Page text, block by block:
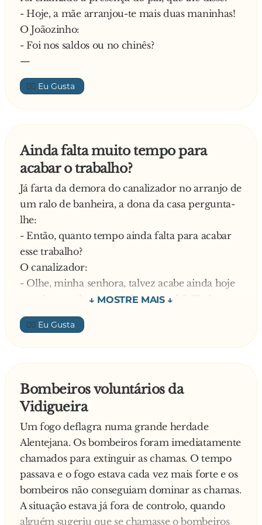
três vezes, pensei que já éramos pelo menos
amigos
- Hoje, a mãe arranjou-te mais duas maninhas!
O Joãozinho:
- Foi nos saldos ou no chinês?
—
👍🏼
Ainda falta muito tempo para
acabar o trabalho?
Já farta da demora do canalizador no arranjo de
um ralo de banheira, a dona da casa pergunta-
lhe:
- Então, quanto tempo ainda falta para acabar
esse trabalho?
O canalizador:
- Olhe, minha senhora, talvez acabe ainda hoje
ou talvez tenha de cá voltar amanhã. Tudo
depende
A senhora:
- Tudo depende de quê?!
O canalizador:
—
👍🏼
Bombeiros voluntários da
Vidigueira
Um fogo deflagra numa grande herdade
Alentejana. Os bombeiros foram imediatamente
chamados para extinguir as chamas. O tempo
passava e o fogo estava cada vez mais forte e os
bombeiros não conseguiam dominar as chamas.
A situação estava já fora de controlo, quando
alguém sugeriu que se chamasse o bombeiros